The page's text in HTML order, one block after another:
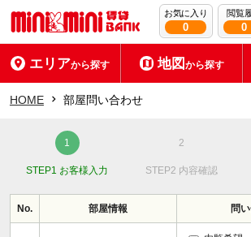
お気に入り
0
閲覧
0
エリアから探す 地図から探す
HOME 部屋問い合わせ
STEP1 お客様入力 STEP2 内容確認
No. 部屋情報 問